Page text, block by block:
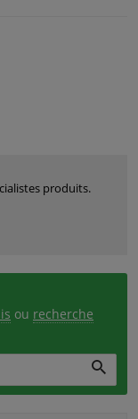
produits.
ou recherche